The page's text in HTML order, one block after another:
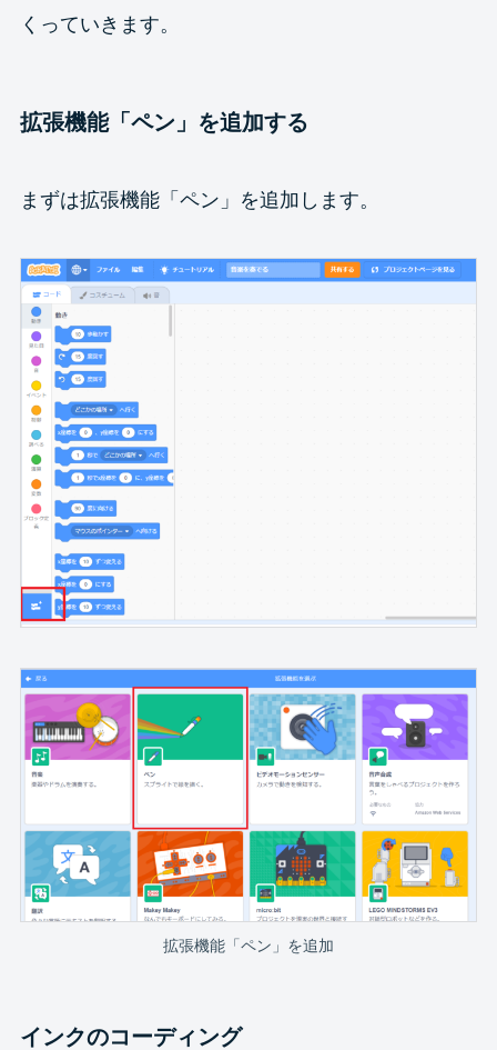
くっていきます。
拡張機能「ペン」を追加する
まずは拡張機能「ペン」を追加します。
拡張機能「ペン」を追加
インクのコーディング